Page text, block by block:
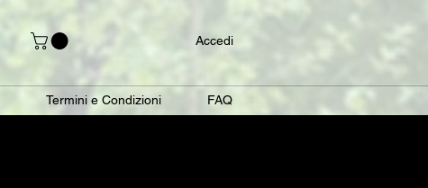
Accedi
Termini e Condizioni FAQ